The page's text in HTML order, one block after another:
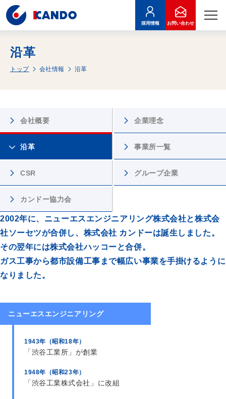
本文へ移動
採用情報 お問い合わせ
沿革
トップ 会社情報 沿革
会社概要 企業理念
沿革 事業所一覧
CSR グループ企業
カンドー協力会
2002年に、ニューエスエンジニアリング株式会社と株式会
社ソーセツが合併し、 株式会社 カンドーは誕生しました。
その翌年には株式会社ハッコーと合併。
ガス工事から都市設備工事まで幅広い事業を手掛けるように
なりました。
ニューエスエンジニアリング
1943年（昭和18年）
「渋谷工業所」が創業
1948年（昭和23年）
「渋谷工業株式会社」に改組